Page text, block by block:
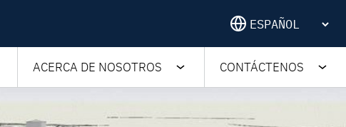
ACERCA DE NOSOTROS CONTÁCTENOS